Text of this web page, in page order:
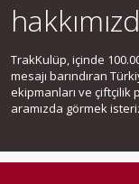
TrakKulüp, içinde
mesajı barındıran
ekipmanları ve çiftçilik
aramızda görmek